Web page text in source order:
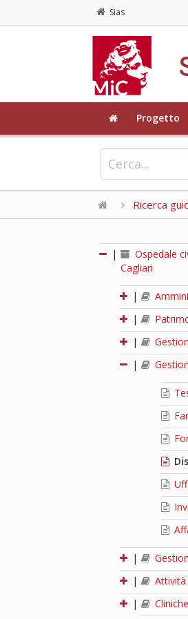
Sias
Progetto
Ricerca
|
Ospedale
Cagliari
|
|
|
|
|
|
Attività
|